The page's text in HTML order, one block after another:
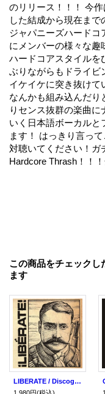
のリリース！！！ 今
した結成から現在まで
ジャパニーズハードコ
にメンバーの様々な趣
ハードコアスタイルを
ぶりながらもドライビ
イケイケに突き抜けて
なんかも組み込んだり
りセンス抜群の楽曲
いく日本語ボーカルと
ます！ はっきり言っ
対聴いてください！ガ
Hardcore Thrash！！
この商品をチェックし
ます
LIBERATE / Discografía (cd) Break the records